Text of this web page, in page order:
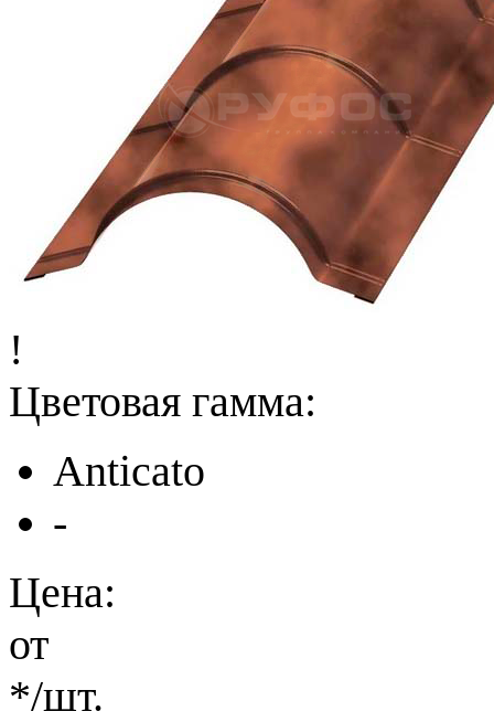
!
Цветовая гамма:
Anticato
-
Цена:
от
*/шт.